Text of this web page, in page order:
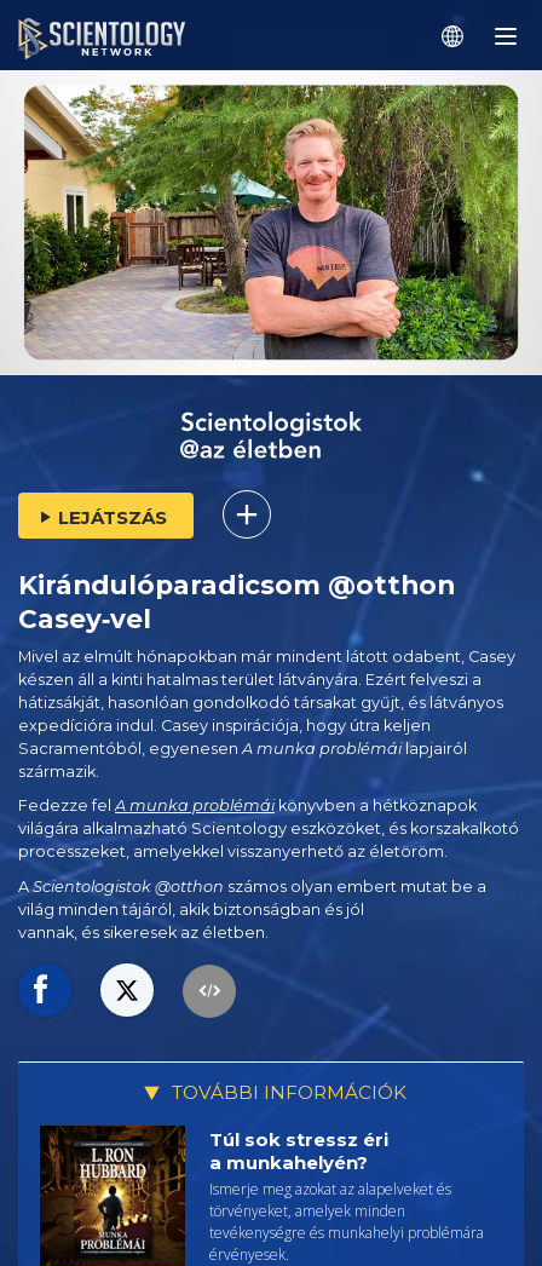
LEJÁTSZÁS
Kirándulóparadicsom @otthon
Casey‑vel
Mivel az elmúlt hónapokban már mindent látott odabent, Casey
készen áll a kinti hatalmas terület látványára. Ezért felveszi a
hátizsákját, hasonlóan gondolkodó társakat gyűjt, és látványos
expedícióra indul. Casey inspirációja, hogy útra keljen
Sacramentóból, egyenesen A munka problémáilapjairól
származik.
Fedezze felA munka problémáikönyvben a hétköznapok
világára alkalmazható Scientology eszközöket, és korszakalkotó
processzeket, amelyekkel visszanyerhető az életöröm.
AScientologistok @otthon számos olyan embert mutat be a
világ minden tájáról, akik biztonságban és jól
vannak, és sikeresek az életben.
TOVÁBBI INFORMÁCIÓK
Túl sok stressz éri
a munkahelyén?
Ismerje meg azokat az alapelveket és
törvényeket, amelyek minden
tevékenységre és munkahelyi problémára
érvényesek.